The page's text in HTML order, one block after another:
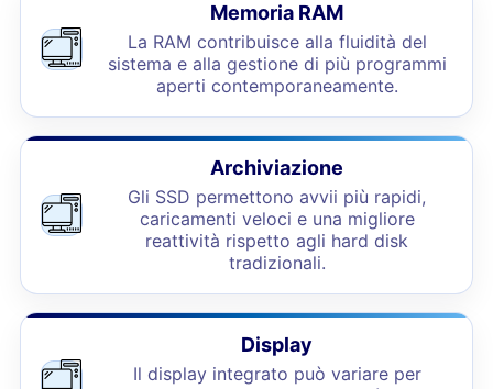
Memoria RAM
La RAM contribuisce alla fluidità del
sistema e alla gestione di più programmi
aperti contemporaneamente.
Archiviazione
Gli SSD permettono avvii più rapidi,
caricamenti veloci e una migliore
reattività rispetto agli hard disk
tradizionali.
Display
Il display integrato può variare per